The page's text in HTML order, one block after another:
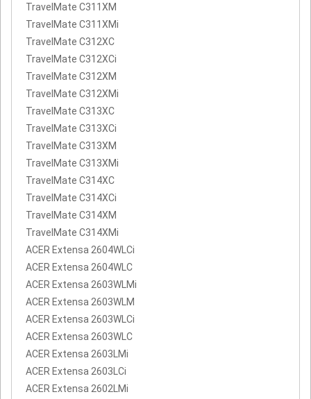
TravelMate C311XM
TravelMate C311XMi
TravelMate C312XC
TravelMate C312XCi
TravelMate C312XM
TravelMate C312XMi
TravelMate C313XC
TravelMate C313XCi
TravelMate C313XM
TravelMate C313XMi
TravelMate C314XC
TravelMate C314XCi
TravelMate C314XM
TravelMate C314XMi
ACER Extensa 2604WLCi
ACER Extensa 2604WLC
ACER Extensa 2603WLMi
ACER Extensa 2603WLM
ACER Extensa 2603WLCi
ACER Extensa 2603WLC
ACER Extensa 2603LMi
ACER Extensa 2603LCi
ACER Extensa 2602LMi